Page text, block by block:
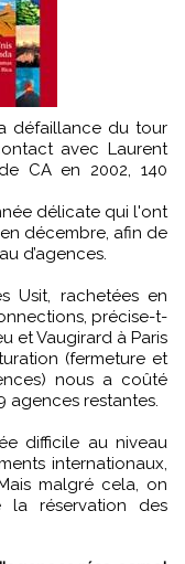
avec Laurent
CA en 2002, 140
délicate qui l'ont
décembre, afin de
d’agences.
Usit, rachetées en
précise-t-
et Vaugirard à Paris
(fermeture et
nous a coûté
agences restantes.
difficile au niveau
internationaux,
malgré cela, on
la réservation des